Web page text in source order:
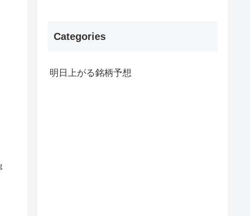
Categories
明日上がる銘柄予想